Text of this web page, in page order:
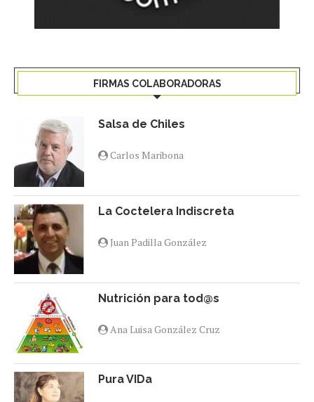
FIRMAS COLABORADORAS
Salsa de Chiles
Carlos Maribona
La Coctelera Indiscreta
Juan Padilla González
Nutrición para tod@s
Ana Luisa González Cruz
Pura VIDa